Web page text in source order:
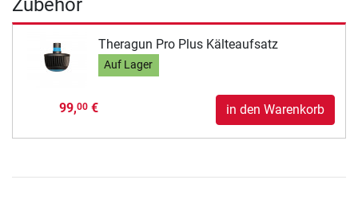
Zubehör
Theragun Pro Plus Kälteaufsatz
Auf Lager
99,00€ in den Warenkorb